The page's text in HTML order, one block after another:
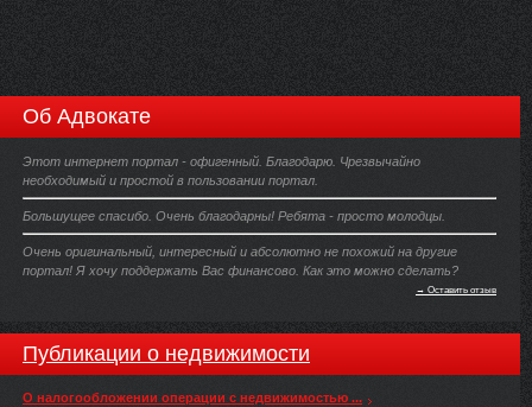
Об Адвокате
Этот интернет портал - офигенный. Благодарю. Чрезвычайно
необходимый и простой в пользовании портал.
Большущее спасибо. Очень благодарны! Ребята - просто молодцы.
Очень оригинальный, интересный и абсолютно не похожий на другие
портал! Я хочу поддержать Вас финансово. Как это можно сделать?
→ Оставить отзыв
Публикации о недвижимости
О налогообложении операции с недвижимостью ...